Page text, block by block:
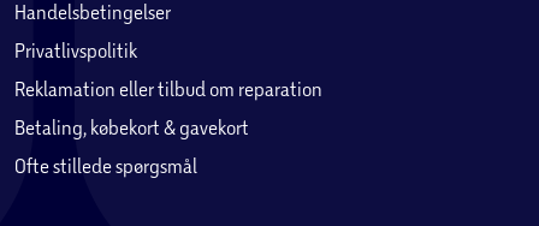
Handelsbetingelser
Privatlivspolitik
Reklamation eller tilbud om reparation
Betaling, købekort & gavekort
Ofte stillede spørgsmål